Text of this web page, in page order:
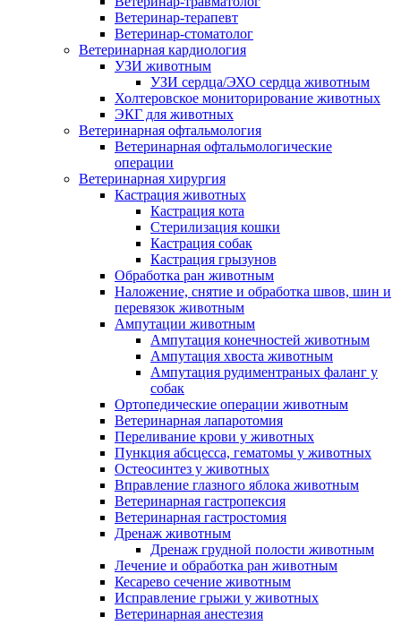
Ветеринар-терапевт
Ветеринар-стоматолог
Ветеринарная кардиология
УЗИ животным
УЗИ сердца/ЭХО сердца животным
Холтеровское мониторирование животных
ЭКГ для животных
Ветеринарная офтальмология
Ветеринарная офтальмологические
операции
Ветеринарная хирургия
Кастрация животных
Кастрация кота
Стерилизация кошки
Кастрация собак
Кастрация грызунов
Обработка ран животным
Наложение, снятие и обработка швов, шин и
перевязок животным
Ампутации животным
Ампутация конечностей животным
Ампутация хвоста животным
Ампутация рудиментраных фаланг у
собак
Ортопедические операции животным
Ветеринарная лапаротомия
Переливание крови у животных
Пункция абсцесса, гематомы у животных
Остеосинтез у животных
Вправление глазного яблока животным
Ветеринарная гастропексия
Ветеринарная гастростомия
Дренаж животным
Дренаж грудной полости животным
Лечение и обработка ран животным
Кесарево сечение животным
Исправление грыжи у животных
Ветеринарная анестезия